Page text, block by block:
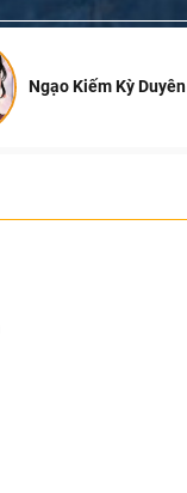
Ngạo Kiếm Kỳ Duyên